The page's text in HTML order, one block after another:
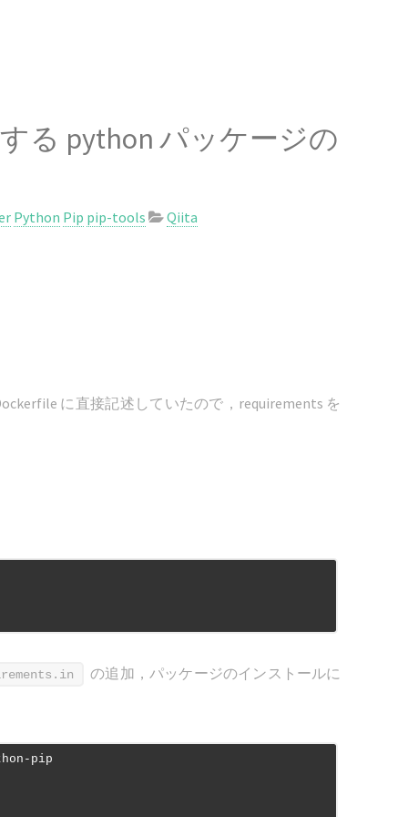
る python パッケージの
Python Pip pip-tools Qiita
に直接記述していたので，requirements を
の追加，パッケージのインストールに
pip